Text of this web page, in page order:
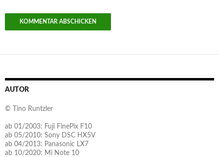
AUTOR
© Tino Runtzler
ab 01/2003: Fuji FinePix F10
ab 05/2010: Sony DSC HX5V
ab 04/2013: Panasonic LX7
ab 10/2020: Mi Note 10